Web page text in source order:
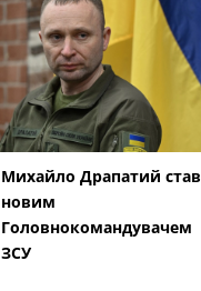
Михайло Драпатий став
новим
Головнокомандувачем
ЗСУ